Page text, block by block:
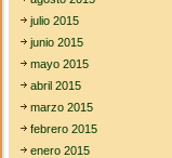
julio 2015
junio 2015
mayo 2015
abril 2015
marzo 2015
febrero 2015
enero 2015